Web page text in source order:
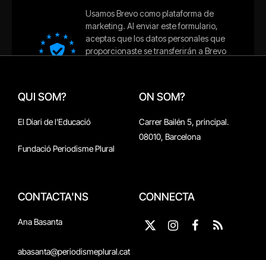
QUI SOM?
El Diari de l'Educació
Fundació Periodisme Plural
ON SOM?
Carrer Bailén 5, principal.
08010, Barcelona
CONTACTA'NS
Ana Basanta
abasanta@periodismeplural.cat
CONNECTA
X
InstagramFacebook
RSS